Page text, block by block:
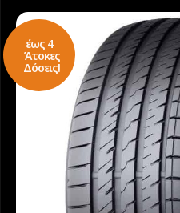
έως 4
Άτοκες
Δόσεις!